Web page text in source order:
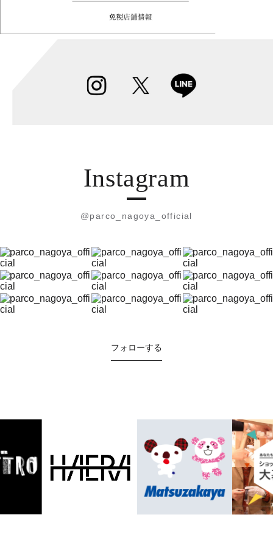
Instagram
@parco_nagoya_official
フォローする